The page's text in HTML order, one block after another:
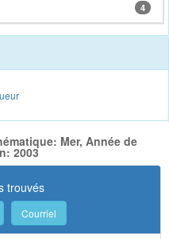
4
Mer, Année de
2003
trouvés
Courriel